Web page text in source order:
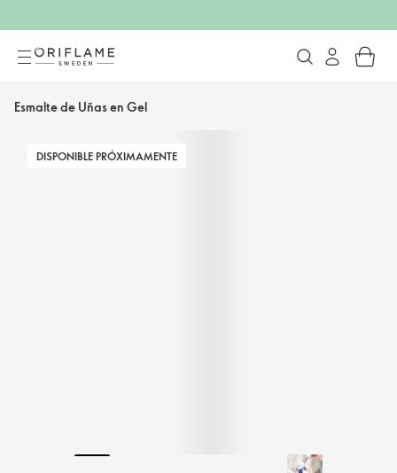
Esmalte de Uñas en Gel
DISPONIBLE PRÓXIMAMENTE